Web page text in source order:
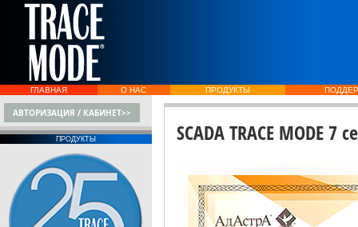
ГЛАВНАЯ О НАС ПРОДУКТЫ
АВТОРИЗАЦИЯ / КАБИНЕТ>>
ПРОДУКТЫ SCADA TRACE MODE